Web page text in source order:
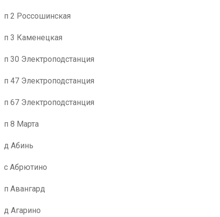
п 2 Россошинская
п 3 Каменецкая
п 30 Электроподстанция
п 47 Электроподстанция
п 67 Электроподстанция
п 8 Марта
д Абинь
с Абрютино
п Авангард
д Агарино